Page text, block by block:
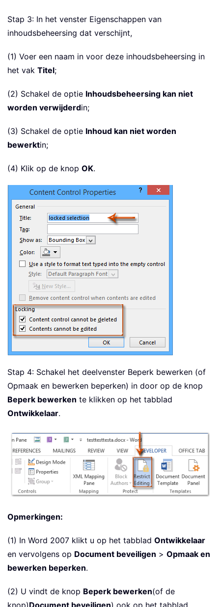
Stap 3: In het venster Eigenschappen van
inhoudsbeheersing dat verschijnt,
(1) Voer een naam in voor deze inhoudsbeheersing in
het vak Titel;
(2) Schakel de optie Inhoudsbeheersing kan niet
worden verwijderdin;
(3) Schakel de optie Inhoud kan niet worden
bewerktin;
(4) Klik op de knop OK.
Stap 4: Schakel het deelvenster Beperk bewerken (of
Opmaak en bewerken beperken) in door op de knop
Beperk bewerken te klikken op het tabblad
Ontwikkelaar.
Opmerkingen:
(1) In Word 2007 klikt u op het tabblad Ontwikkelaar
en vervolgens op Document beveiligen > Opmaak en
bewerken beperken.
(2) U vindt de knop Beperk bewerken(of de
knop)Document beveiligen) ook op het tabblad